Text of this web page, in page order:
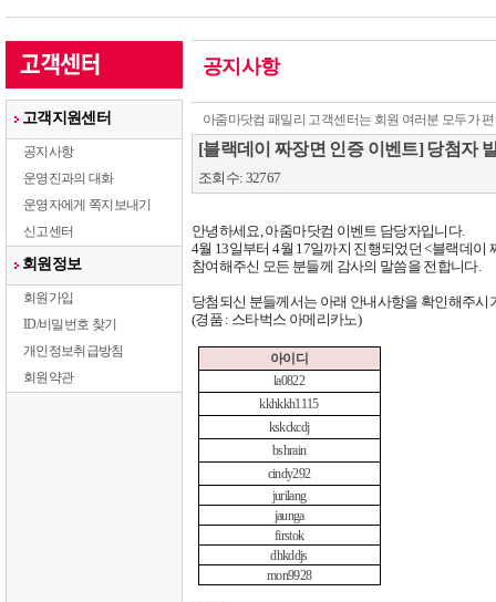
고객지원센터
공지사항
운영진과의 대화
운영자에게 쪽지보내기
신고센터
회원정보
회원가입
ID/비밀번호 찾기
개인정보취급방침
회원약관
공지사항
아줌마닷컴 패밀리 고객센터는 회원 여러분 모두가
[블랙데이 짜장면 인증 이벤트] 당첨자
조회수: 32767
안녕하세요,아줌마닷컴 이벤트 담당자입니다.
4월 13일부터 4월 17일까지 진행되었던 <블랙데이
참여해주신 모든 분들께 감사의 말씀을 전합니다.
당첨되신 분들께서는 아래 안내사항을 확인해주시
(경품 : 스타벅스 아메리카노)
아이디
la0822
kkhkkh1115
kskckcdj
bshrain
cindy292
jurilang
jaunga
firstok
dhkddjs
mon9928